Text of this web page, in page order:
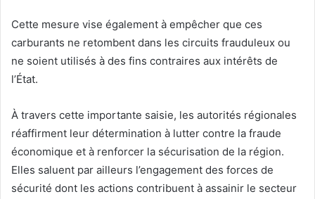
Cette mesure vise également à empêcher que ces
carburants ne retombent dans les circuits frauduleux ou
ne soient utilisés à des fins contraires aux intérêts de
l’État.
À travers cette importante saisie, les autorités régionales
réaffirment leur détermination à lutter contre la fraude
économique et à renforcer la sécurisation de la région.
Elles saluent par ailleurs l’engagement des forces de
sécurité dont les actions contribuent à assainir le secteur